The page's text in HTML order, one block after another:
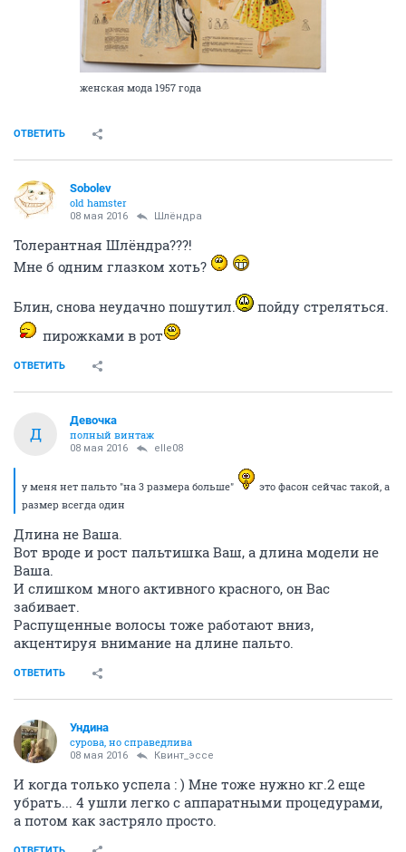
женская мода 1957 года
ОТВЕТИТЬ
Sobolev
old hamster
08 мая 2016 Шлёндра
Толерантная Шлёндра???!
Мне б одним глазком хоть?
Блин, снова неудачно пошутил.
пойду стреляться.
пирожками в рот
ОТВЕТИТЬ
Д
Девочка
полный винтаж
08 мая 2016 elle08
у меня нет пальто "на 3 размера больше"
это фасон сейчас такой, а
размер всегда один
Длина не Ваша.
Вот вроде и рост пальтишка Ваш, а длина модели не
Ваша.
И слишком много активного красного, он Вас
забивает.
Распущенные волосы тоже работают вниз,
акцентируя внимание на длине пальто.
ОТВЕТИТЬ
Ундинa
сурова, но справедлива
08 мая 2016 Квинт_эссе
И когда только успела : ) Мне тоже нужно кг.2 еще
убрать... 4 ушли легко с аппаратными процедурами,
а потом как застряло просто.